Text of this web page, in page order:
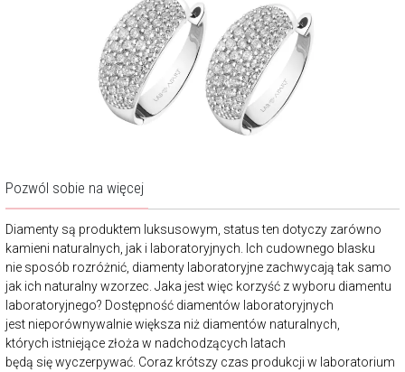
Pozwól sobie na więcej
Diamenty są produktem luksusowym, status ten dotyczy zarówno
kamieni naturalnych, jak i laboratoryjnych. Ich cudownego blasku
nie sposób rozróżnić, diamenty laboratoryjne zachwycają tak samo
jak ich naturalny wzorzec. Jaka jest więc korzyść z wyboru diamentu
laboratoryjnego? Dostępność diamentów laboratoryjnych
jest nieporównywalnie większa niż diamentów naturalnych,
których istniejące złoża w nadchodzących latach
będą się wyczerpywać. Coraz krótszy czas produkcji w laboratorium